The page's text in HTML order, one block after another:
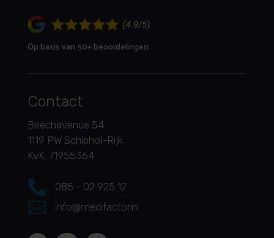
Op basis van 50+ beoordelingen
Contact
Beechavenue 54
1119 PW Schiphol-Rijk
KvK: 71955364
 085 - 02 925 12
 info@medifactor.nl